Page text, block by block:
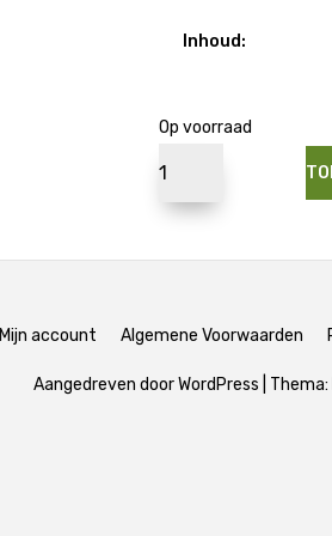
Inhoud:
Op voorraad
Mijn account Algemene Voorwaarden
Aangedreven door WordPress Thema: